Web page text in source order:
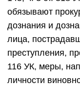
обязывают
дознания и
лица,
преступления,
116 УК, меры,
личности